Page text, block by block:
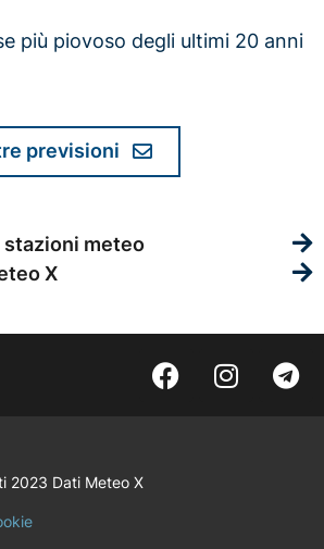
più piovoso degli ultimi 20 anni
previsioni
stazioni meteo
X
2023 Dati Meteo X